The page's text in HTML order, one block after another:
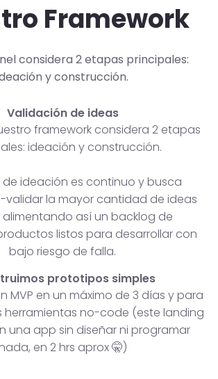
Framework
considera 2 etapas principales:
y construcción.
Validación de ideas
framework considera 2 etapas
ideación y construcción.
de ideación es continuo y busca
validar la mayor cantidad de ideas
alimentando así un backlog de
listos para desarrollar con
bajo riesgo de falla.
prototipos simples
MVP en un máximo de 3 días y para
herramientas no-code (este landing
una app sin diseñar ni programar
en 2 hrs aprox 🤫)